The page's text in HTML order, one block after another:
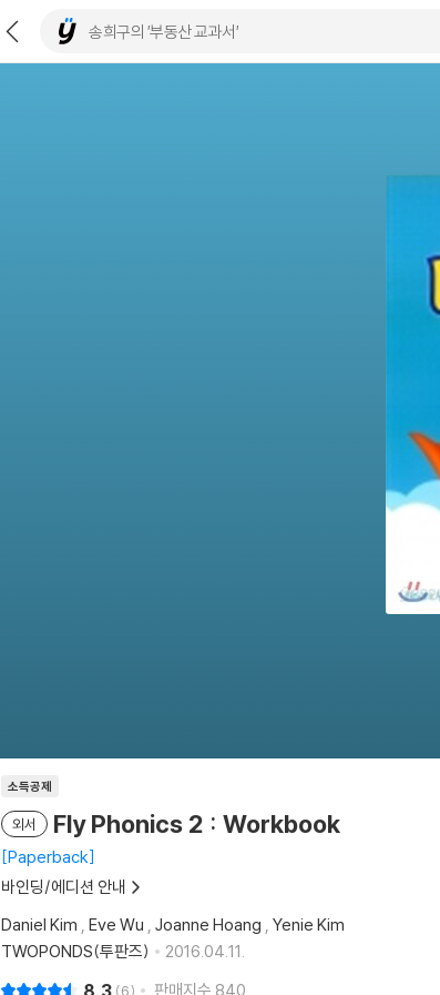
소득공제
외서 Fly Phonics 2 : Workbook
Paperback
바인딩/에디션 안내
Daniel Kim , Eve Wu , Joanne Hoang , Yenie Kim
TWOPONDS(투판즈)
2016.04.11.
8.3 6 판매지수 840